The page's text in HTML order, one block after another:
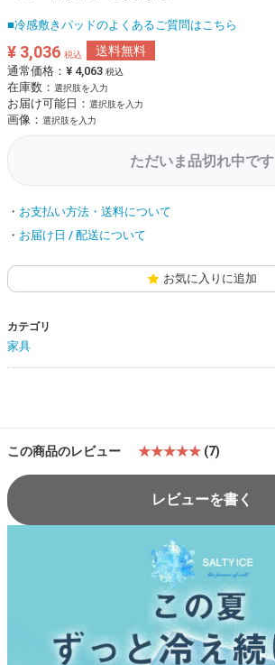
■冷感敷きパッドのよくあるご質問はこちら
¥ 3,036 税込 送料無料
通常価格： ¥ 4,063 税込
在庫数： 選択肢を入力
お届け可能日： 選択肢を入力
画像： 選択肢を入力
ただいま品切れ中です
お支払い方法・送料について
お届け日 / 配送について
お気に入りに追加
カテゴリ
家具
この商品のレビュー ★★★★★ (7)
レビューを書く